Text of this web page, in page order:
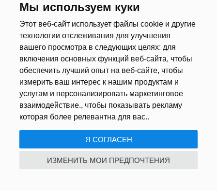
Мы используем куки
Этот веб-сайт использует файлы cookie и другие
технологии отслеживания для улучшения
вашего просмотра в следующих целях: для
включения основных функций веб-сайта, чтобы
обеспечить лучший опыт на веб-сайте, чтобы
измерить ваш интерес к нашим продуктам и
услугам и персонализировать маркетинговое
взаимодействие., чтобы показывать рекламу
которая более релевантна для вас..
Я СОГЛАСЕН
ИЗМЕНИТЬ МОИ ПРЕДПОЧТЕНИЯ
Гостинично-ресторанная сфера
ПОЛЕЗНОЕ
Водителям
Работа за границей
Документы и легализация
Жизнь за границей
НОВОСТИ
Новости рынка труда